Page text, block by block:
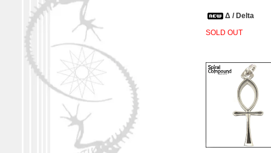
Δ / Delta
SOLD OUT